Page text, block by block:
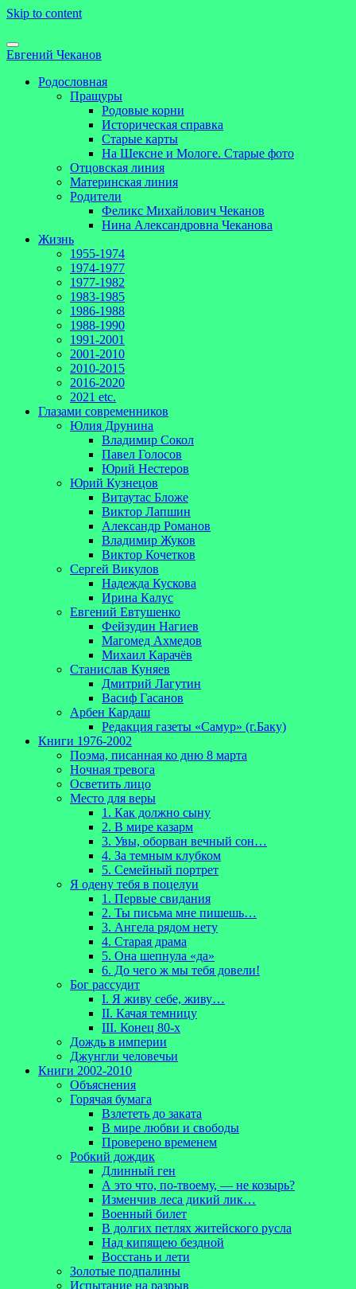
Skip to content
Евгений Чеканов
Родословная
Пращуры
Родовые корни
Историческая справка
Старые карты
На Шексне и Мологе. Старые фото
Отцовская линия
Материнская линия
Родители
Феликс Михайлович Чеканов
Нина Александровна Чеканова
Жизнь
1955-1974
1974-1977
1977-1982
1983-1985
1986-1988
1988-1990
1991-2001
2001-2010
2010-2015
2016-2020
2021 etc.
Глазами современников
Юлия Друнина
Владимир Сокол
Павел Голосов
Юрий Нестеров
Юрий Кузнецов
Витаутас Бложе
Виктор Лапшин
Александр Романов
Владимир Жуков
Виктор Кочетков
Сергей Викулов
Надежда Кускова
Ирина Калус
Евгений Евтушенко
Фейзудин Нагиев
Магомед Ахмедов
Михаил Карачёв
Станислав Куняев
Дмитрий Лагутин
Васиф Гасанов
Арбен Кардаш
Редакция газеты «Самур» (г.Баку)
Книги 1976-2002
Поэма, писанная ко дню 8 марта
Ночная тревога
Осветить лицо
Место для веры
1. Как должно сыну
2. В мире казарм
3. Увы, оборван вечный сон…
4. За темным клубком
5. Семейный портрет
Я одену тебя в поцелуи
1. Первые свидания
2. Ты письма мне пишешь…
3. Ангела рядом нету
4. Старая драма
5. Она шепнула «да»
6. До чего ж мы тебя довели!
Бог рассудит
I. Я живу себе, живу…
II. Качая темницу
III. Конец 80-х
Дождь в империи
Джунгли человечьи
Книги 2002-2010
Объяснения
Горячая бумага
Взлететь до заката
В мире любви и свободы
Проверено временем
Робкий дождик
Длинный ген
А это что, по-твоему, — не козырь?
Изменчив леса дикий лик…
Военный билет
В долгих петлях житейского русла
Над кипящею бездной
Восстань и лети
Золотые подпалины
Испытание на разрыв